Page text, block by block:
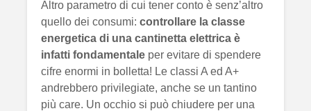
Altro parametro di cui tener conto è senz’altro
quello dei consumi: controllare la classe
energetica di una cantinetta elettrica è
infatti fondamentale per evitare di spendere
cifre enormi in bolletta! Le classi A ed A+
andrebbero privilegiate, anche se un tantino
più care. Un occhio si può chiudere per una